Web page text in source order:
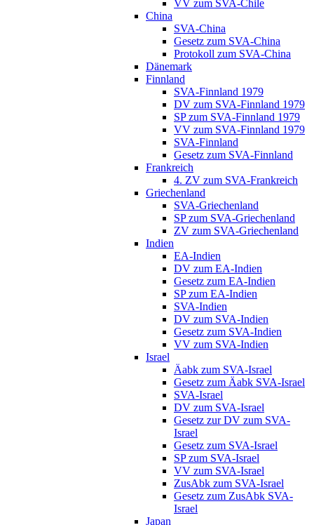
VV zum SVA-Chile
China
SVA-China
Gesetz zum SVA-China
Protokoll zum SVA-China
Dänemark
Finnland
SVA-Finnland 1979
DV zum SVA-Finnland 1979
SP zum SVA-Finnland 1979
VV zum SVA-Finnland 1979
SVA-Finnland
Gesetz zum SVA-Finnland
Frankreich
4. ZV zum SVA-Frankreich
Griechenland
SVA-Griechenland
SP zum SVA-Griechenland
ZV zum SVA-Griechenland
Indien
EA-Indien
DV zum EA-Indien
Gesetz zum EA-Indien
SP zum EA-Indien
SVA-Indien
DV zum SVA-Indien
Gesetz zum SVA-Indien
VV zum SVA-Indien
Israel
Äabk zum SVA-Israel
Gesetz zum Äabk SVA-Israel
SVA-Israel
DV zum SVA-Israel
Gesetz zur DV zum SVA-
Israel
Gesetz zum SVA-Israel
SP zum SVA-Israel
VV zum SVA-Israel
ZusAbk zum SVA-Israel
Gesetz zum ZusAbk SVA-
Israel
Japan